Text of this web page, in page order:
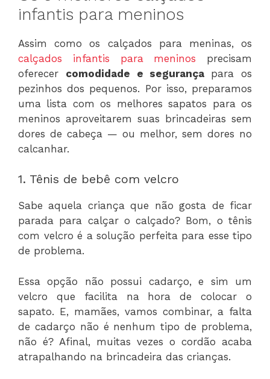
infantis para meninos
Assim como os calçados para meninas, os
calçados infantis para meninos precisam
oferecer comodidade e segurança para os
pezinhos dos pequenos. Por isso, preparamos
uma lista com os melhores sapatos para os
meninos aproveitarem suas brincadeiras sem
dores de cabeça — ou melhor, sem dores no
calcanhar.
1. Tênis de bebê com velcro
Sabe aquela criança que não gosta de ficar
parada para calçar o calçado? Bom, o tênis
com velcro é a solução perfeita para esse tipo
de problema.
Essa opção não possui cadarço, e sim um
velcro que facilita na hora de colocar o
sapato. E, mamães, vamos combinar, a falta
de cadarço não é nenhum tipo de problema,
não é? Afinal, muitas vezes o cordão acaba
atrapalhando na brincadeira das crianças.